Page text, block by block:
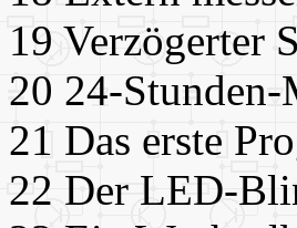
19 Verzögerter
20 24-
21 Das erste
22 Der LED-